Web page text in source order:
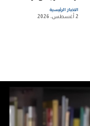
الاخبار الرئيسية
2 أغسطس، 2026